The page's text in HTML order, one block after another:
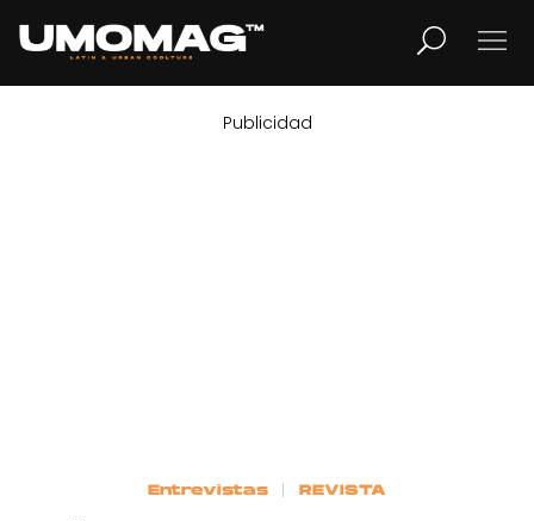
LIFESTYLE
Publicidad
Entrevistas REVISTA